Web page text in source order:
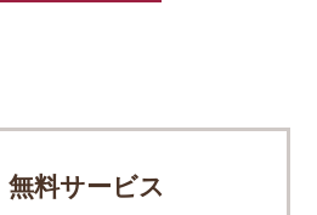
無料サービス